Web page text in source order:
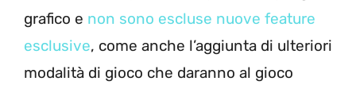
grafico e non sono escluse nuove feature
esclusive, come anche l’aggiunta di ulteriori
modalità di gioco che daranno al gioco